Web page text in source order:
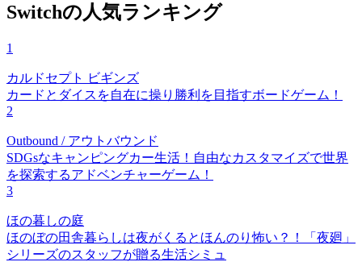
Switchの人気ランキング
1
カルドセプト ビギンズ
カードとダイスを自在に操り勝利を目指すボードゲーム！
2
Outbound / アウトバウンド
SDGsなキャンピングカー生活！自由なカスタマイズで世界
を探索するアドベンチャーゲーム！
3
ほの暮しの庭
ほのぼの田舎暮らしは夜がくるとほんのり怖い？！「夜廻」
シリーズのスタッフが贈る生活シミュ